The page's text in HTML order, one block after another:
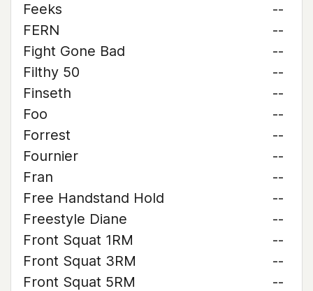
Feeks
--
FERN
--
Fight Gone Bad
--
Filthy 50
--
Finseth
--
Foo
--
Forrest
--
Fournier
--
Fran
--
Free Handstand Hold
--
Freestyle Diane
--
Front Squat 1RM
--
Front Squat 3RM
--
Front Squat 5RM
--